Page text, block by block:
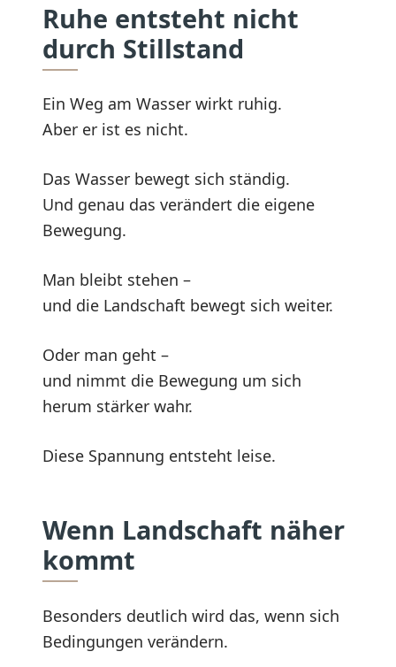
Ruhe entsteht nicht
durch Stillstand
Ein Weg am Wasser wirkt ruhig.
Aber er ist es nicht.
Das Wasser bewegt sich ständig.
Und genau das verändert die eigene
Bewegung.
Man bleibt stehen –
und die Landschaft bewegt sich weiter.
Oder man geht –
und nimmt die Bewegung um sich
herum stärker wahr.
Diese Spannung entsteht leise.
Wenn Landschaft näher
kommt
Besonders deutlich wird das, wenn sich
Bedingungen verändern.